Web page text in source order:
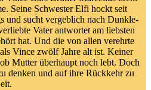
Seine Schwester Elfi hockt seit
und sucht vergeblich nach Dunkle-
Vater antwortet am liebsten
hat. Und die von allen verehrte
Vince zwölf Jahre alt ist. Keiner
Mutter überhaupt noch lebt. Doch
denken und auf ihre Rückkehr zu